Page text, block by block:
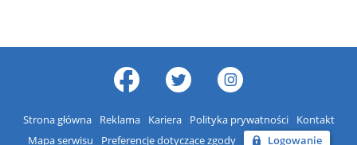
Strona główna Reklama Kariera Polityka prywatności
Kontakt
Mapa serwisu
Preferencje dotyczące zgody Logowanie